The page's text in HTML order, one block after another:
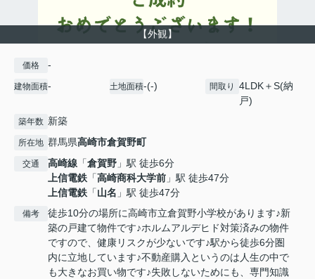
【外観】
価格 -
建物面積- 土地面積-(-) 間取り
4LDK＋S(納
戸)
築年数 新築
所在地 群馬県高崎市倉賀野町
交通 高崎線 「倉賀野 」駅 徒歩6分
上信電鉄 「高崎商科大学前 」駅 徒歩47分
上信電鉄 「山名 」駅 徒歩47分
備考
徒歩10分の場所に高崎市立倉賀野小学校があります♪新
築の戸建て物件です♪ホルムアルデヒド対策済みの物件
ですので、健康リスクが少ないです♪駅から徒歩6分圏
内に立地しています♪不動産購入というのは人生の中で
も大きなお買い物です♪失敗しないためにも、専門知識